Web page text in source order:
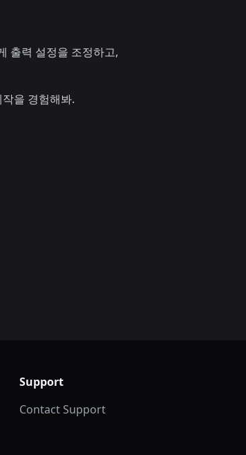
출력 설정을 조정하고,
을 경험해봐.
Support
Contact Support